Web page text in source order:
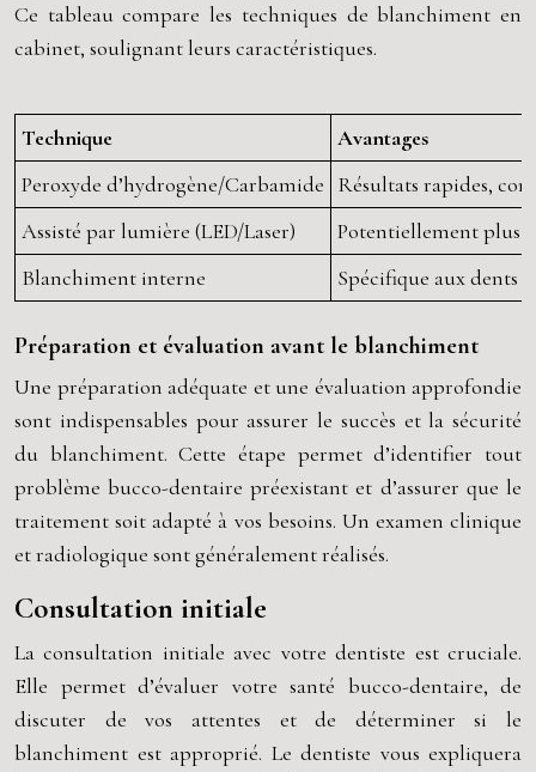
Ce tableau compare les techniques de blanchiment en
cabinet, soulignant leurs caractéristiques.
Technique
Avantages
Peroxyde d’hydrogène/Carbamide Résultats rapides,
Assisté par lumière (LED/Laser)
Potentiellement plus
Blanchiment interne
Spécifique aux dents
Préparation et évaluation avant le blanchiment
Une préparation adéquate et une évaluation approfondie
sont indispensables pour assurer le succès et la sécurité
du blanchiment. Cette étape permet d’identifier tout
problème bucco-dentaire préexistant et d’assurer que le
traitement soit adapté à vos besoins. Un examen clinique
et radiologique sont généralement réalisés.
Consultation initiale
La consultation initiale avec votre dentiste est cruciale.
Elle permet d’évaluer votre santé bucco-dentaire, de
discuter de vos attentes et de déterminer si le
blanchiment est approprié. Le dentiste vous expliquera